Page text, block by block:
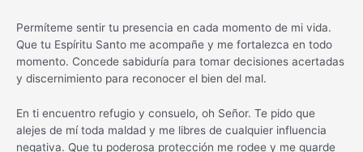
Permíteme sentir tu presencia en cada momento de mi vida.
Que tu Espíritu Santo me acompañe y me fortalezca en todo
momento. Concede sabiduría para tomar decisiones acertadas
y discernimiento para reconocer el bien del mal.
En ti encuentro refugio y consuelo, oh Señor. Te pido que
alejes de mí toda maldad y me libres de cualquier influencia
negativa. Que tu poderosa protección me rodee y me guarde